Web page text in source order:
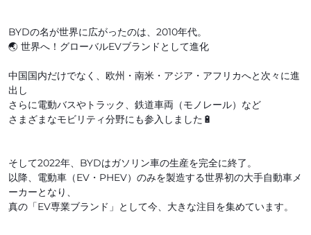
BYDの名が世界に広がったのは、2010年代。
🌏 世界へ！グローバルEVブランドとして進化
中国国内だけでなく、欧州・南米・アジア・アフリカへと次々に進
出し
さらに電動バスやトラック、鉄道車両（モノレール）など
さまざまなモビリティ分野にも参入しました🔋
そして2022年、BYDはガソリン車の生産を完全に終了。
以降、電動車（EV・PHEV）のみを製造する世界初の大手自動車メ
ーカーとなり、
真の「EV専業ブランド」として今、大きな注目を集めています。